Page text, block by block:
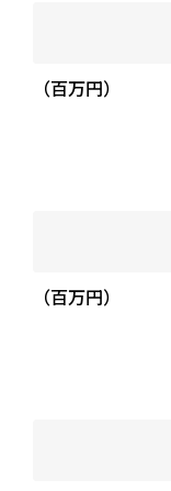
（百万円）
（百万円）